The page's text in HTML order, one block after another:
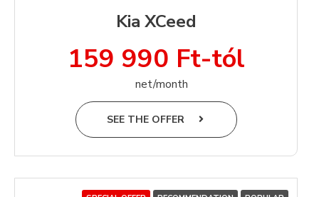
Kia XCeed
159 990 Ft-tól
net/month
SEE THE OFFER